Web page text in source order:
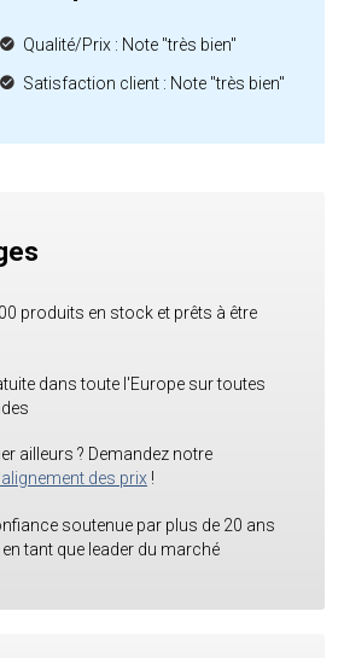
Qualité/Prix : Note "très bien"
Satisfaction client : Note "très bien"
produits en stock et prêts à être
dans toute l'Europe sur toutes
ailleurs ? Demandez notre
des prix !
soutenue par plus de 20 ans
tant que leader du marché